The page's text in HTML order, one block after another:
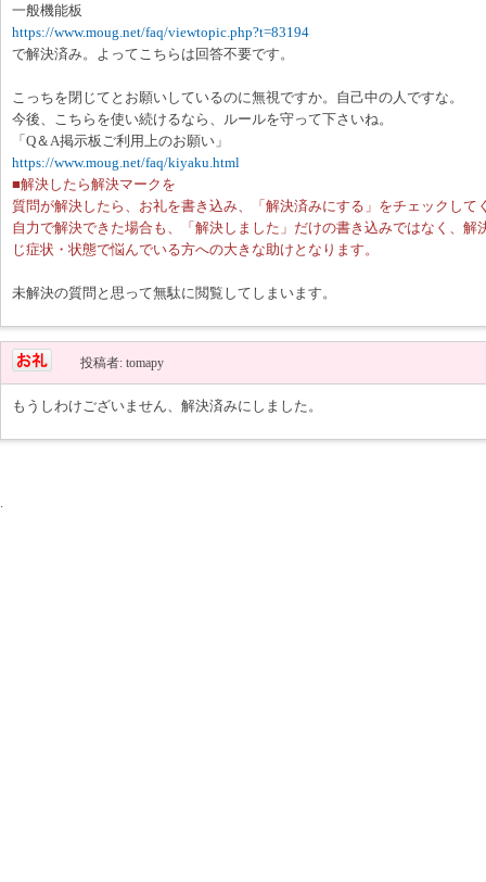
一般機能板
https://www.moug.net/faq/viewtopic.php?t=83194
で解決済み。よってこちらは回答不要です。
こっちを閉じてとお願いしているのに無視ですか。自己中の人ですな。
今後、こちらを使い続けるなら、ルールを守って下さいね。
「Q＆A掲示板ご利用上のお願い」
https://www.moug.net/faq/kiyaku.html
■解決したら解決マークを
質問が解決したら、お礼を書き込み、「解決済みにする」をチェックして
自力で解決できた場合も、「解決しました」だけの書き込みではなく、解
じ症状・状態で悩んでいる方への大きな助けとなります。
未解決の質問と思って無駄に閲覧してしまいます。
投稿者: tomapy
もうしわけございません、解決済みにしました。